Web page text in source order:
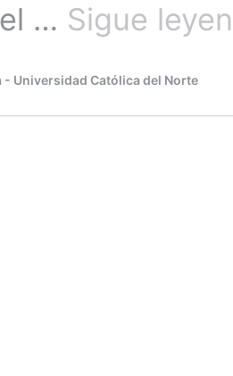
… Sigue
- Universidad Católica del Norte